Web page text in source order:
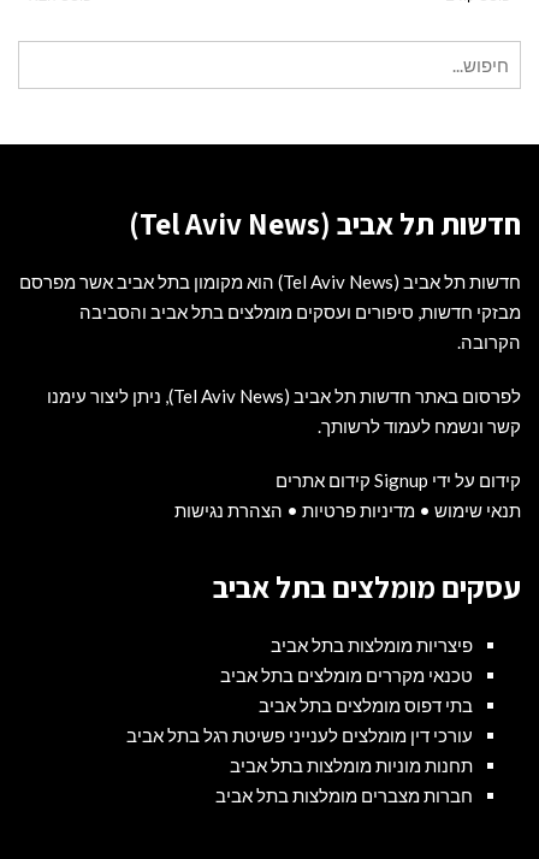
עבור:
חדשות תל אביב (Tel Aviv News)
חדשות תל אביב (Tel Aviv News) הוא מקומון בתל אביב אשר מפרסם
מבזקי חדשות, סיפורים ועסקים מומלצים בתל אביב והסביבה
הקרובה.
לפרסום באתר חדשות תל אביב (Tel Aviv News),
ניתן ליצור עימנו
קשר ונשמח לעמוד לרשותך.
קידום על ידי Signup קידום אתרים
תנאי שימוש • מדיניות פרטיות • הצהרת נגישות
עסקים מומלצים בתל אביב
פיצריות מומלצות בתל אביב
טכנאי מקררים מומלצים בתל אביב
בתי דפוס מומלצים בתל אביב
עורכי דין מומלצים לענייני פשיטת רגל בתל אביב
תחנות מוניות מומלצות בתל אביב
חברות מצברים מומלצות בתל אביב